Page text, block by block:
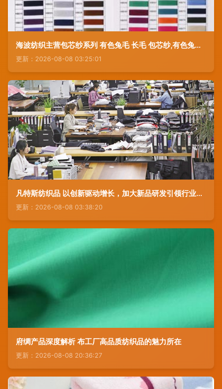
海波纺织主营包芯纱系列 有色兔毛 长毛 包芯纱,有色兔绒包芯纱,3d飞织鞋面料专用有色高弹丝
更新：2026-08-08 03:25:01
凡特斯纺织品 以创新驱动增长，加大新品研发引领行业潮流
更新：2026-08-08 03:38:20
府绸产品深度解析 布工厂高品质纺织品的魅力所在
更新：2026-08-08 20:36:27